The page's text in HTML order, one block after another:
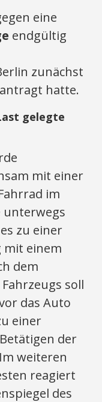
eine
endgültig
zunächst
hatte.
gelegte
mit einer
im
unterwegs
zu einer
mit einem
dem
soll
das Auto
einer
der
weiteren
reagiert
des